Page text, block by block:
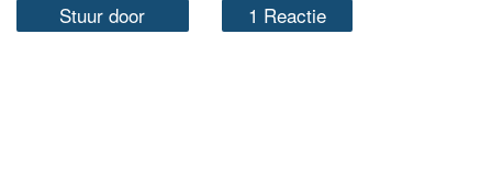
Stuur door 1 Reactie